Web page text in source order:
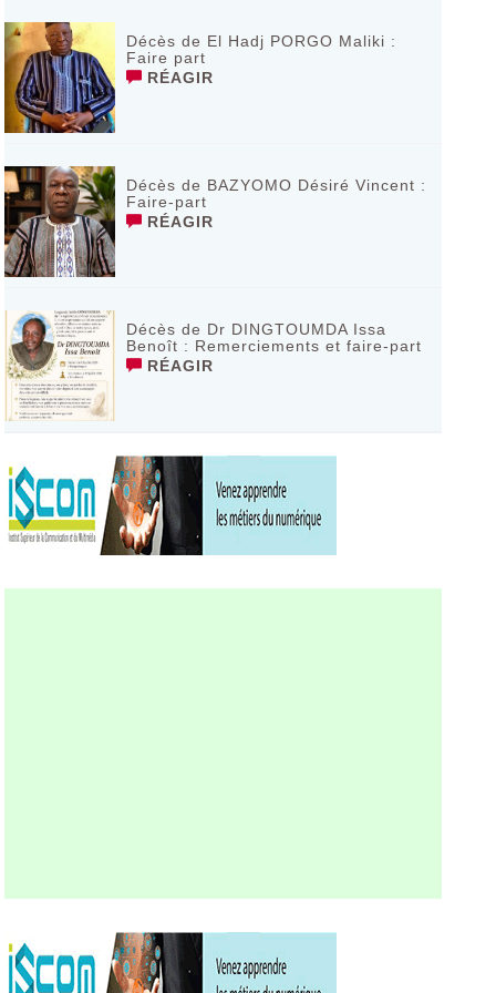
Décès de El Hadj PORGO Maliki :
Faire part
RÉAGIR
Décès de BAZYOMO Désiré Vincent :
Faire-part
RÉAGIR
Décès de Dr DINGTOUMDA Issa
Benoît : Remerciements et faire-part
RÉAGIR